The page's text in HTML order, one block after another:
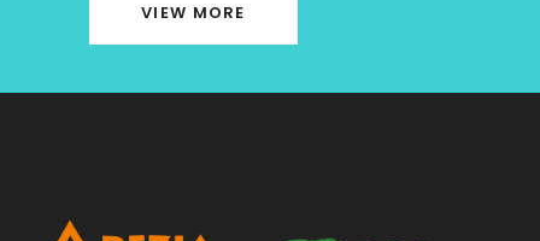
VIEW MORE